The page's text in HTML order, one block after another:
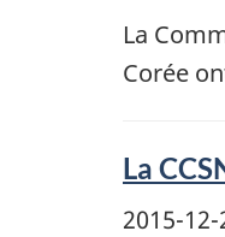
La
Corée
La
2015-12-